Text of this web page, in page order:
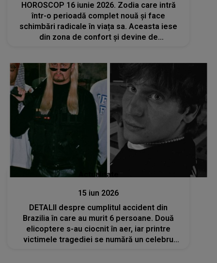
HOROSCOP 16 iunie 2026. Zodia care intră
într-o perioadă complet nouă și face
schimbări radicale în viața sa. Aceasta iese
din zona de confort și devine de
Actualitate
15 iun 2026
DETALII despre cumplitul accident din
Brazilia în care au murit 6 persoane. Două
elicoptere s-au ciocnit în aer, iar printre
victimele tragediei se numără un celebru